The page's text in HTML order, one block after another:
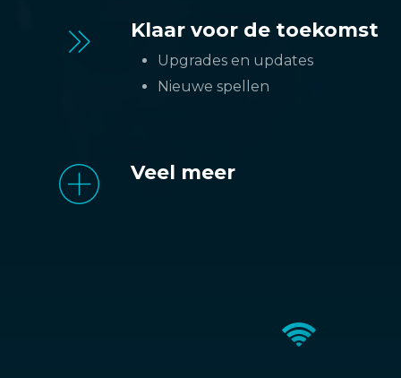
Klaar voor de toekomst
Upgrades en updates
Nieuwe spellen
Veel meer